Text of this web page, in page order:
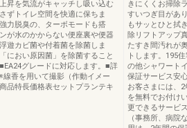
昇を気流がキャッチし吸い込む
ずトイレ空間を快適に保ちま
力脱臭の、ターボモードも搭
が水のかからない便座裏や便器
遊カビ菌や付着菌を除菌しま
におい原因菌」を除菌すること
グレードに対応します。■詳
香を用いて撮影（作動イメー
品特長価格表セットプランテキ
きにくくお掃除
すいつぎ目があ
もサッとひと拭
除リフトアップ
たすき間汚れが
トします。195
の他シャワート
保証サービス安
お客さまには、
を無料でお付け
更できるサービ
（事務所、病院